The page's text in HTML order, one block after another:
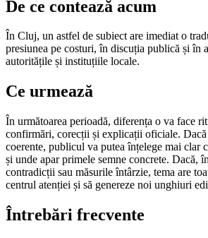
De ce contează acum
În Cluj, un astfel de subiect are imediat o
presiunea pe costuri, în discuția publică și în
autoritățile și instituțiile locale.
Ce urmează
În următoarea perioadă, diferența o va face
confirmări, corecții și explicații oficiale. Dacă
coerente, publicul va putea înțelege mai clar
și unde apar primele semne concrete. Dacă,
contradicții sau măsurile întârzie, tema are
centrul atenției și să genereze noi unghiuri
Întrebări frecvente